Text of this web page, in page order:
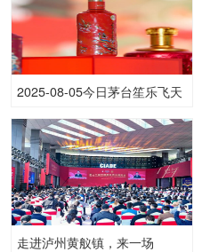
2025-08-05今日茅台笙乐飞天
53.00度酒价格为2,070一瓶，
下跌 50元
走进泸州黄舣镇，来一场